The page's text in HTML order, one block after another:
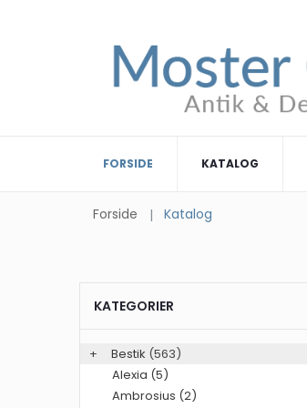
FORSIDE KATALOG
Forside Katalog
KATEGORIER
+ Bestik (563)
Alexia (5)
Ambrosius (2)